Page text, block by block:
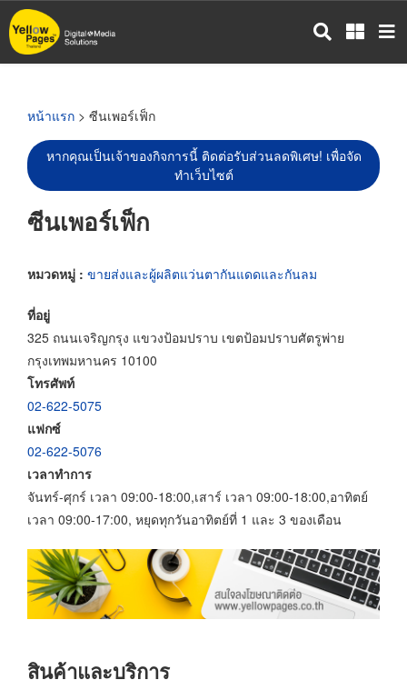
ข้าม
ไป
หน้าแรก > ซีนเพอร์เฟ็ก
หากคุณเป็นเจ้าของกิจการนี้ ติดต่อรับส่วนลดพิเศษ! เพื่อจัด
ทำเว็บไซต์
ซีนเพอร์เฟ็ก
หมวดหมู่ : ขายส่งและผู้ผลิตแว่นตากันแดดและกันลม
ที่อยู่
325 ถนนเจริญกรุง แขวงป้อมปราบ เขตป้อมปราบศัตรูพ่าย
กรุงเทพมหานคร 10100
โทรศัพท์
02-622-5075
แฟกซ์
02-622-5076
เวลาทำการ
จันทร์-ศุกร์ เวลา 09:00-18:00,เสาร์ เวลา 09:00-18:00,อาทิตย์
เวลา 09:00-17:00, หยุดทุกวันอาทิตย์ที่ 1 และ 3 ของเดือน
สินค้าและบริการ